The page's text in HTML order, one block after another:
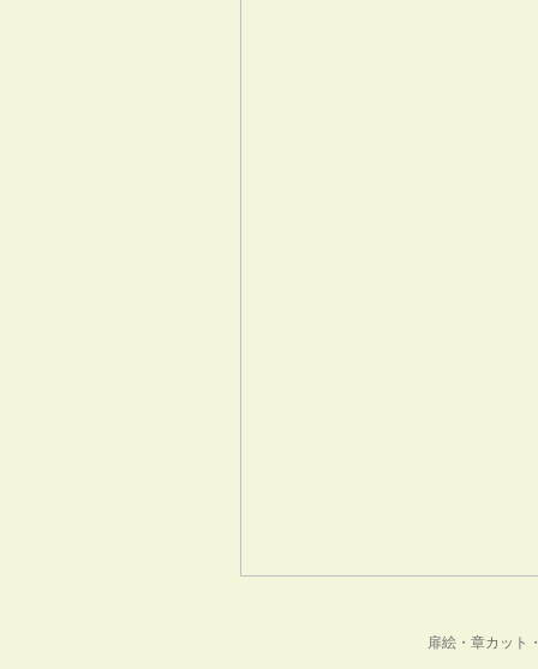
扉絵・章カット